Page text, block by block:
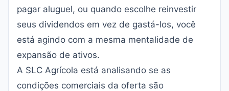
pagar aluguel, ou quando escolhe reinvestir
seus dividendos em vez de gastá-los, você
está agindo com a mesma mentalidade de
expansão de ativos.
A SLC Agrícola está analisando se as
condições comerciais da oferta são